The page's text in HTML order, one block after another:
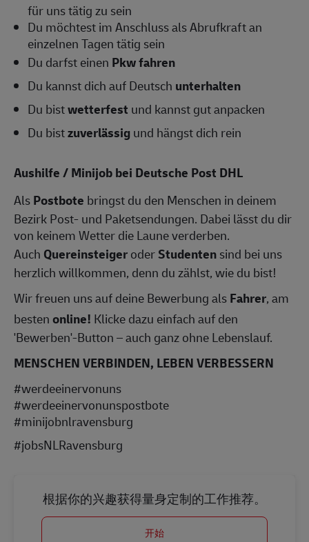
für uns tätig zu sein
Du möchtest im Anschluss als Abrufkraft an
einzelnen Tagen tätig sein
Du darfst einen Pkw fahren
Du kannst dich auf Deutsch unterhalten
Du bistwetterfest und kannst gut anpacken
Du bistzuverlässigund hängst dich rein
Aushilfe / Minijob bei Deutsche Post DHL
AlsPostbote bringst du den Menschen in deinem
Bezirk Post- und Paketsendungen. Dabei lässt du dir
von keinem Wetter die Laune verderben.
Auch QuereinsteigeroderStudentensind bei uns
herzlich willkommen, denn du zählst, wie du bist!
Wir freuen uns auf deine Bewerbung alsFahrer, am
bestenonline! Klicke dazu einfach auf den
'Bewerben'-Button – auch ganz ohne Lebenslauf.
MENSCHEN VERBINDEN, LEBEN VERBESSERN
#werdeeinervonuns
#werdeeinervonunspostbote
#minijobnlravensburg
#jobsNLRavensburg
根据你的兴趣获得量身定制的工作推荐。
开始